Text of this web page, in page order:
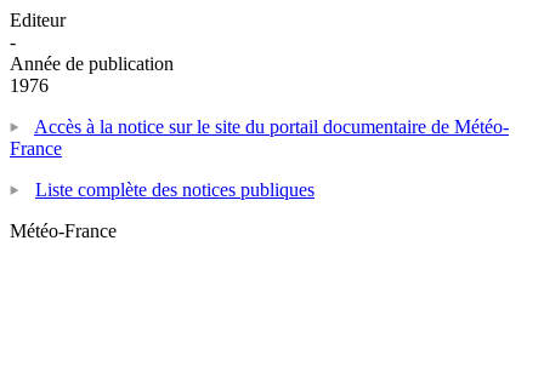
Editeur
-
Année de publication
1976
Accès à la notice sur le site du portail documentaire de Météo-
France
Liste complète des notices publiques
Météo-France